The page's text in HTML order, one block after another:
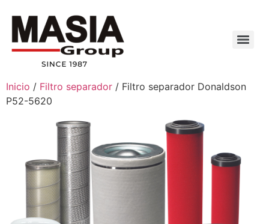
Inicio / Filtro separador / Filtro separador Donaldson
P52-5620